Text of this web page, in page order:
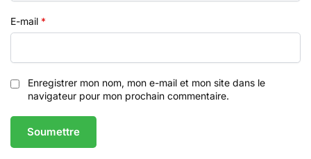
E-mail *
Enregistrer mon nom, mon e-mail et mon site dans le
navigateur pour mon prochain commentaire.